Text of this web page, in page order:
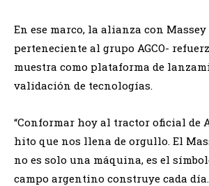
En ese marco, la alianza con
perteneciente al grupo AGCO-
muestra como plataforma de
validación de tecnologías.
“Conformar hoy al tractor oficial de
hito que nos llena de orgullo. El
no es solo una máquina, es el
campo argentino construye cada